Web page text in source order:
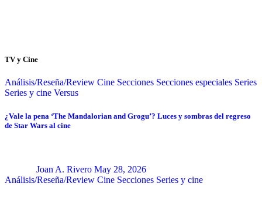
TV y Cine
Análisis/Reseña/Review Cine Secciones Secciones especiales Series
Series y cine Versus
¿Vale la pena ‘The Mandalorian and Grogu’? Luces y sombras del regreso
de Star Wars al cine
Joan A. Rivero May 28, 2026
Análisis/Reseña/Review Cine Secciones Series y cine